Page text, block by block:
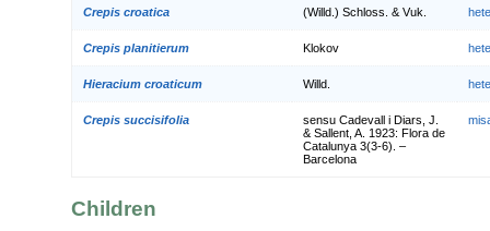
Crepis croatica (Willd.) Schloss. & Vuk.
Crepis planitierum Klokov
Hieracium croaticum Willd.
Crepis succisifolia
sensu Cadevall i Diars, J.
& Sallent, A. 1923: Flora de
Catalunya 3(3-6). –
Barcelona
Children